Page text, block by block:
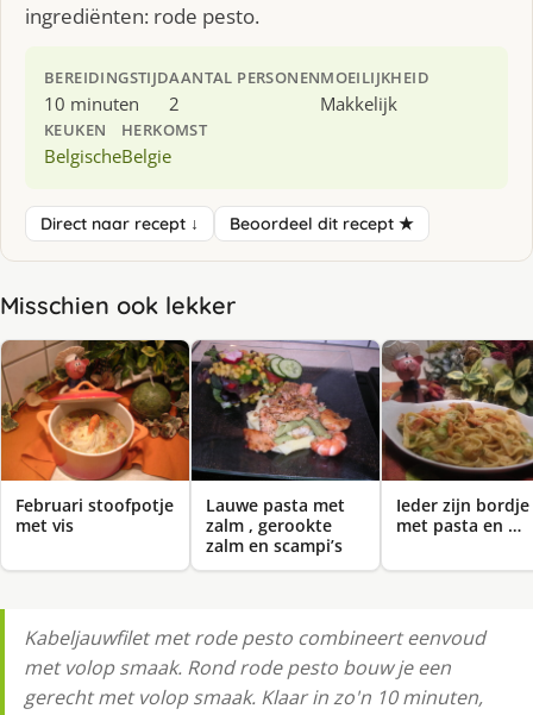
ingrediënten: rode pesto.
BEREIDINGSTIJD
10 minuten
AANTAL PERSONEN
2
MOEILIJKHEID
Makkelijk
KEUKEN
Belgische
HERKOMST
Belgie
Direct naar recept ↓ Beoordeel dit recept ★
Misschien ook lekker
Februari stoofpotje
met vis
Lauwe pasta met
zalm , gerookte
zalm en scampi’s
Ieder zijn bordje
met pasta en …
Kabeljauwfilet met rode pesto combineert eenvoud
met volop smaak. Rond rode pesto bouw je een
gerecht met volop smaak. Klaar in zo'n 10 minuten,